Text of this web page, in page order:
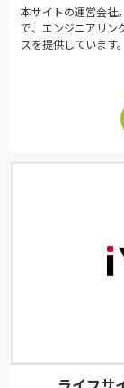
本サイトの運営会社
で、エンジニアリン
スを提供しています。